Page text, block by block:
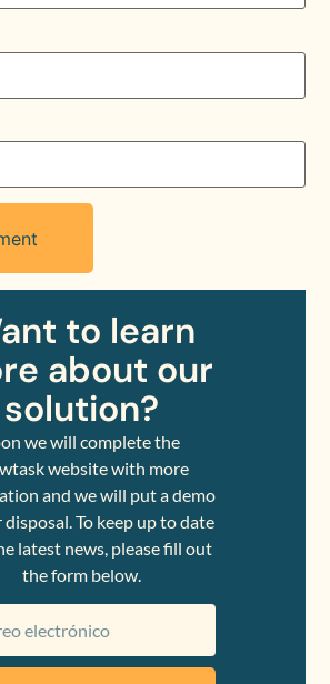
to learn
about our
solution?
we will complete the
website with more
and we will put a demo
To keep up to date
latest news, please fill out
the form below.